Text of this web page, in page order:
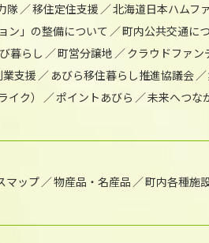
隊 移住定住支援 北海道日本ハムフ
ン」の整備について 町内公共交通に
暮らし
町営分譲地 クラウドファン
支援 あびら移住暮らし推進協議会
ク） ポイントあびら 未来へつな
マップ 物産品・名産品 町内各種施